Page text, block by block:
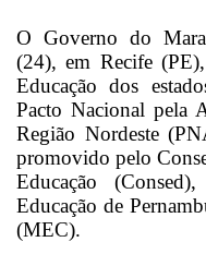
O Governo do
(24), em Recife
Educação dos
Pacto Nacional pela
Região Nordeste
promovido pelo
Educação
Educação de
(MEC).